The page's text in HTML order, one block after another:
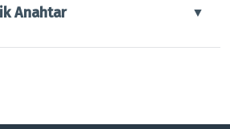
Anahtar ▼